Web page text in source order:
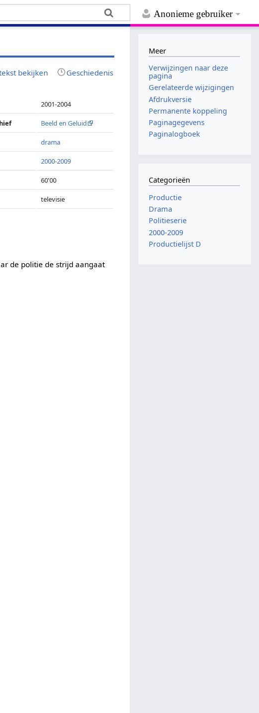
Anonieme gebruiker
bekijken Geschiedenis
2001-2004
Beeld en Geluid
drama
2000-2009
60'00
televisie
de politie de strijd aangaat
Meer
Verwijzingen naar deze
pagina
Gerelateerde wijzigingen
Afdrukversie
Permanente koppeling
Paginagegevens
Paginalogboek
Categorieën
Productie
Drama
Politieserie
2000-2009
Productielijst D